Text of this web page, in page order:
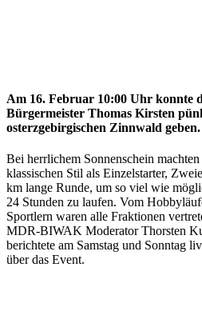
Am 16. Februar 10:00 Uhr konnte
Bürgermeister Thomas Kirsten
osterzgebirgischen Zinnwald geben.
Bei herrlichem Sonnenschein
klassischen Stil als Einzelstarter,
km lange Runde, um so viel wie
24 Stunden zu laufen. Vom
Sportlern waren alle Fraktionen
MDR-BIWAK Moderator Thorsten
berichtete am Samstag und Sonntag
über das Event.